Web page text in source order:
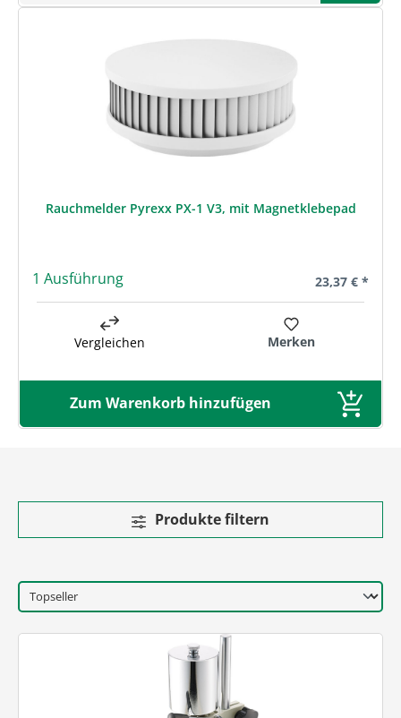
Rauchmelder Pyrexx PX-1 V3, mit Magnetklebepad
1 Ausführung Regulärer
23,37 € *
Vergleichen Merken
Zum Warenkorb hinzufügen
Produkte filtern